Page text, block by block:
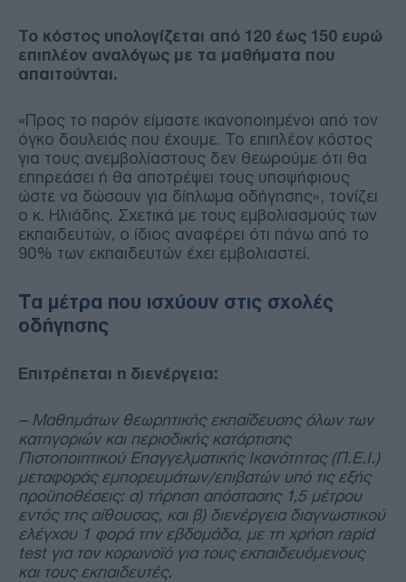
Το κόστος υπολογίζεται από 120 έως 150 ευρώ
επιπλέον αναλόγως με τα μαθήματα που
απαιτούνται.
«Προς το παρόν είμαστε ικανοποιημένοι από τον
όγκο δουλειάς που έχουμε. Το επιπλέον κόστος
για τους ανεμβολίαστους δεν θεωρούμε ότι θα
επηρεάσει ή θα αποτρέψει τους υποψήφιους
ώστε να δώσουν για δίπλωμα οδήγησης», τονίζει
ο κ. Ηλιάδης. Σχετικά με τους εμβολιασμούς των
εκπαιδευτών, ο ίδιος αναφέρει ότι πάνω από το
90% των εκπαιδευτών έχει εμβολιαστεί.
Τα μέτρα που ισχύουν στις σχολές
οδήγησης
Επιτρέπεται η διενέργεια:
-- Μαθημάτων θεωρητικής εκπαίδευσης όλων των
κατηγοριών και περιοδικής κατάρτισης
Πιστοποιητικού Επαγγελματικής Ικανότητας (Π.Ε.Ι.)
μεταφοράς εμπορευμάτων/επιβατών υπό τις εξής
προϋποθέσεις: α) τήρηση απόστασης 1,5 μέτρου
εντός της αίθουσας, και β) διενέργεια διαγνωστικού
ελέγχου 1 φορά την εβδομάδα, με τη χρήση rapid
test για τον κορωνοϊό για τους εκπαιδευόμενους
και τους εκπαιδευτές.